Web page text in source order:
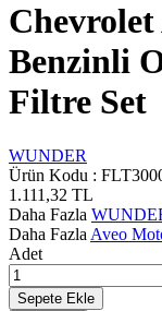
Chevrolet
Benzinli
Filtre Set
WUNDER
Ürün Kodu :
1.111,32 TL
Daha Fazla
Daha Fazla Aveo
Adet
Sepete Ekle